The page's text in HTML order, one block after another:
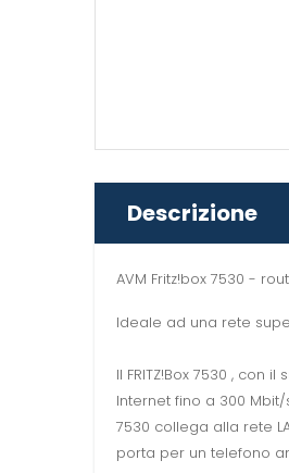
Descrizione
AVM Fritz!box 7530 -
Ideale ad una rete
Il FRITZ!Box 7530 ,
Internet fino a 300
7530 collega alla rete
porta per un telefono